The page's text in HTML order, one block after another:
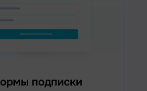
подписки